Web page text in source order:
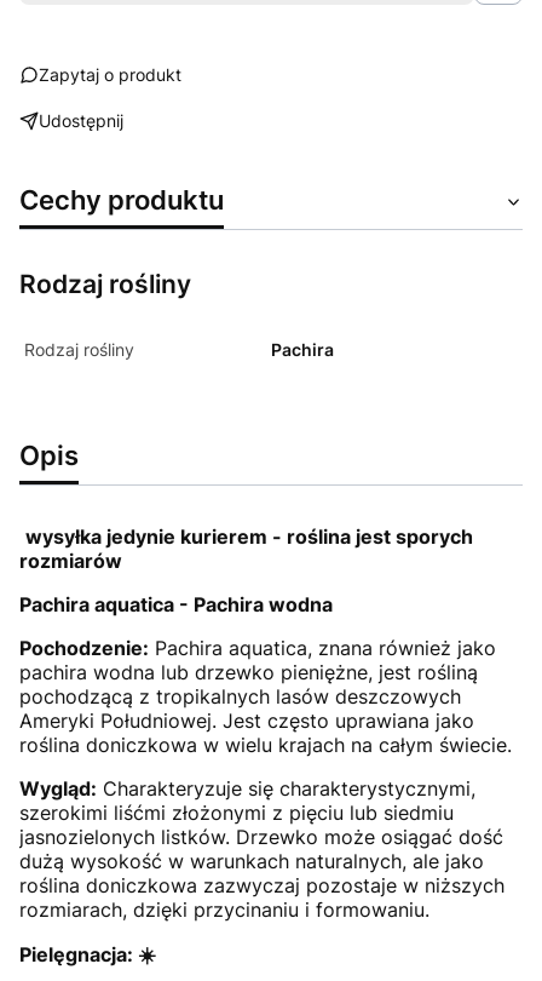
Zapytaj o produkt
Udostępnij
Cechy produktu
Rodzaj rośliny
Rodzaj rośliny Pachira
Opis
wysyłka jedynie kurierem - roślina jest sporych
rozmiarów
Pachira aquatica - Pachira wodna
Pochodzenie: Pachira aquatica, znana również jako
pachira wodna lub drzewko pieniężne, jest rośliną
pochodzącą z tropikalnych lasów deszczowych
Ameryki Południowej. Jest często uprawiana jako
roślina doniczkowa w wielu krajach na całym świecie.
Wygląd: Charakteryzuje się charakterystycznymi,
szerokimi liśćmi złożonymi z pięciu lub siedmiu
jasnozielonych listków. Drzewko może osiągać dość
dużą wysokość w warunkach naturalnych, ale jako
roślina doniczkowa zazwyczaj pozostaje w niższych
rozmiarach, dzięki przycinaniu i formowaniu.
Pielęgnacja: ☀️